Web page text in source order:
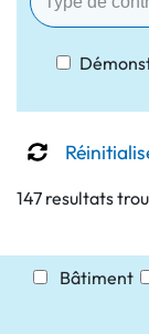
147 resultats
Bâtiment